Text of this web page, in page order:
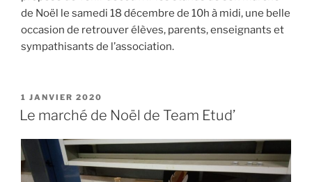
de Noël le samedi 18 décembre de 10h à midi, une belle
occasion de retrouver élèves, parents, enseignants et
sympathisants de l’association.
PUBLIÉ
LE
1 JANVIER 2020
Le marché de Noël de Team Etud’